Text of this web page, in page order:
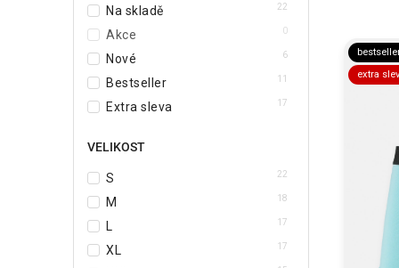
Na skladě 22
Akce 0
Nové 6
Bestseller 11
Extra sleva 17
VELIKOST
S 22
M 18
L 17
XL 17
extra